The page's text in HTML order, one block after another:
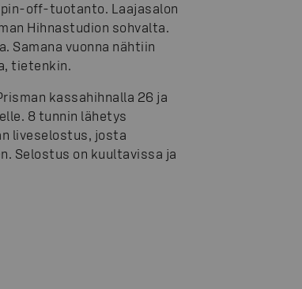
off-tuotanto. Laajasalon
Hihnastudion sohvalta.
Samana vuonna nähtiin
tietenkin.
kassahihnalla 26 ja
8 tunnin lähetys
liveselostus, josta
Selostus on kuultavissa ja